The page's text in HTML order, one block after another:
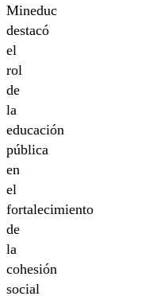
Mineduc
destacó
el
rol
de
la
educación
pública
en
el
fortalecimiento
de
la
cohesión
social